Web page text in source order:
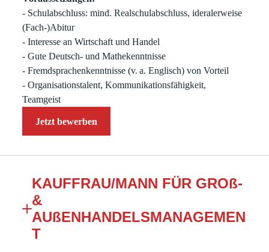
- Schulabschluss: mind. Realschulabschluss, ideralerweise
(Fach-)Abitur
- Interesse an Wirtschaft und Handel
- Gute Deutsch- und Mathekenntnisse
- Fremdsprachenkenntnisse (v. a. Englisch) von Vorteil
- Organisationstalent, Kommunikationsfähigkeit,
Teamgeist
Jetzt bewerben
KAUFFRAU/MANN FÜR GROß-
&
AUßENHANDELSMANAGEMEN
T